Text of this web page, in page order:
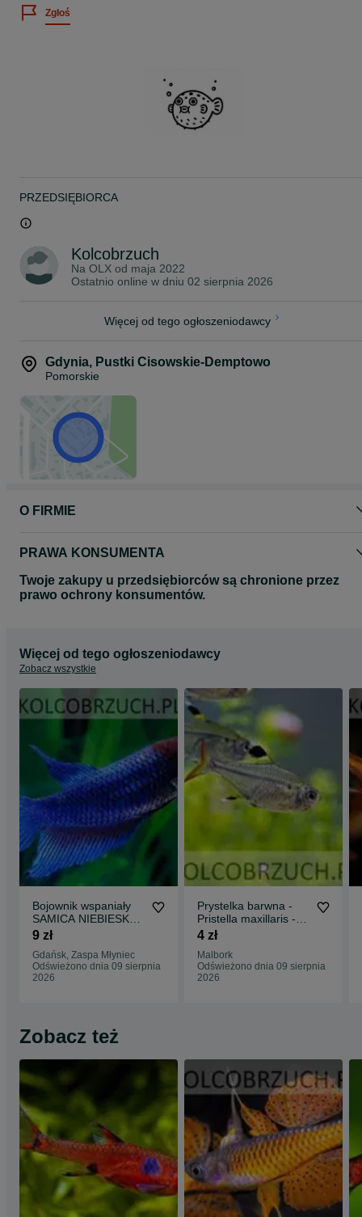
Posiadamy bogatą ofertę ryb akwariowych, skorupiaków oraz roślin
wodnych.
Twoje zamówienie dotrze do Ciebie bezpiecznie, ponieważ:
Rybki pakujemy w podwójne worki wypełnione czystym tlenem z
Przesyłki dostarczamy kurierem na terenie całej Polski, w pełnej
zgodności z obowiązującymi przepisami prawa.
Posiadamy wymagane uprawnienia oraz zawartą umowę, które
umożliwiają nam legalny przewóz żywych zwierząt.
Koszt wysyłki:
Zgłoś
PRZEDSIĘBIORCA
Kolcobrzuch
Na OLX od maja 2022
Ostatnio online w dniu 02 sierpnia 2026
Więcej od tego ogłoszeniodawcy
Gdynia, Pustki Cisowskie-Demptowo
Pomorskie
O FIRMIE
PRAWA KONSUMENTA
Twoje zakupy u przedsiębiorców są chronione przez
prawo ochrony konsumentów.
Więcej od tego ogłoszeniodawcy
Zobacz wszystkie
Bojownik wspaniały
SAMICA NIEBIESKA -
Syjamski - Betta -
9 zł
Gdańsk, Zaspa Młyniec
Odświeżono dnia 09 sierpnia
2026
Prystelka barwna -
Pristella maxillaris -
dowóz, wysyłka
4 zł
Malbork
Odświeżono dnia 09 sierpnia
2026
Zobacz też